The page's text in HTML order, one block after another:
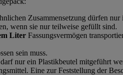
Zusammensetzung dürfen
wenn sie nur teilweise gefüllt sind.
Liter Fassungsvermögen
sein muss.
nur ein Plastikbeutel mitgeführt
Eine zur Feststellung der